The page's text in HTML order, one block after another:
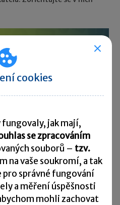
hlášení?
cookies
fungovaly, jak mají,
se zpracováním
souborů – tzv.
na vaše soukromí, a tak
pro správné fungování
a měření úspěšnosti
mohli zachovat